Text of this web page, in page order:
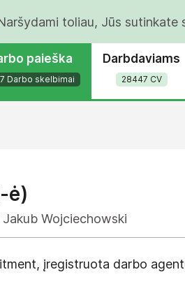
toliau, Jūs sutinkate
paieška
Darbo skelbimai
Darbdaviams
28447 CV
ė)
Wojciechowski
įregistruota darbo